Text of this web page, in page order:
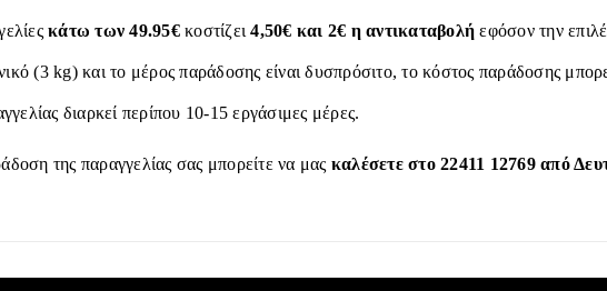
κάτω των 49.95€κοστίζει4,50€ και 2€ η αντικαταβολή εφόσον την
(3 kg) και το μέρος παράδοσης είναι δυσπρόσιτο, το κόστος παράδοσης
διαρκεί περίπου 10-15 εργάσιμες μέρες.
της παραγγελίας σας μπορείτε να μας καλέσετε στο 22411 12769 από